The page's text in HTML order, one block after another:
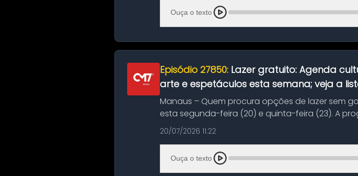
Ouça o texto
Episódio 27850: Lazer gratuito: Agenda
arte e espetáculos esta semana; veja a
Manaus – Quem procura opções de lazer sem
esta segunda-feira (20) e quinta-feira (23). A
história das ...
20/07/2026 11:22
Ouça o texto